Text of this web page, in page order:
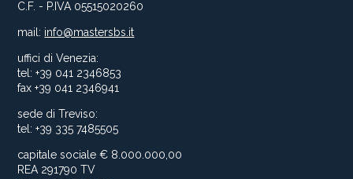
C.F. - P.IVA 05515020260
mail: info@mastersbs.it
uffici di Venezia:
tel: +39 041 2346853
fax +39 041 2346941
sede di Treviso:
tel: +39 335 7485505
capitale sociale € 8.000.000,00
REA 291790 TV